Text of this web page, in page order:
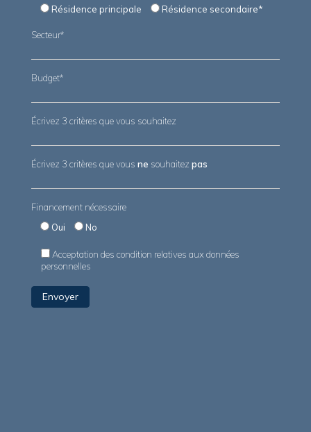
Résidence principale
Résidence secondaire*
Secteur*
Budget*
Écrivez 3 critères que vous souhaitez
Écrivez 3 critères que vous ne souhaitez pas
Financement nécessaire
Oui
No
Acceptation des condition relatives aux données
personnelles